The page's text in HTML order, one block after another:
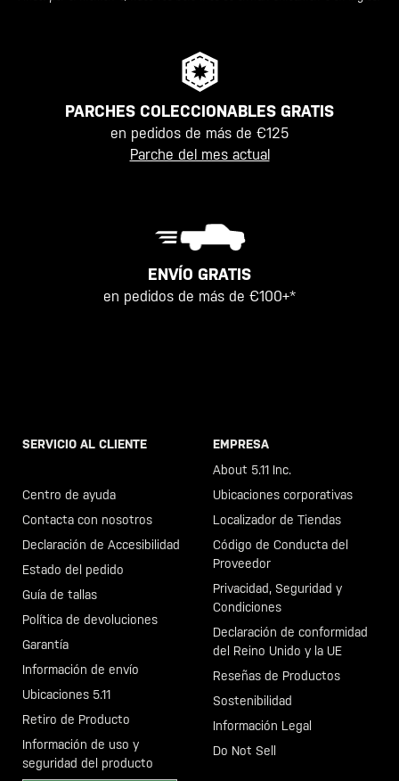
PARCHES COLECCIONABLES GRATIS
en pedidos de más de €125
Parche del mes actual
ENVÍO GRATIS
en pedidos de más de €100+*
SERVICIO AL CLIENTE
Centro de ayuda
Contacta con nosotros
Declaración de Accesibilidad
Estado del pedido
Guía de tallas
Política de devoluciones
Garantía
Información de envío
Ubicaciones 5.11
Retiro de Producto
Información de uso y
seguridad del producto
EMPRESA
About 5.11 Inc.
Ubicaciones corporativas
Localizador de Tiendas
Código de Conducta del
Proveedor
Privacidad, Seguridad y
Condiciones
Declaración de conformidad
del Reino Unido y la UE
Reseñas de Productos
Sostenibilidad
Información Legal
Do Not Sell